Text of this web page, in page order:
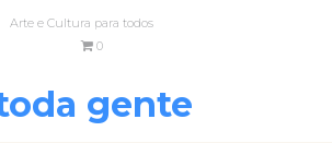
Arte e Cultura para todos
0
gente